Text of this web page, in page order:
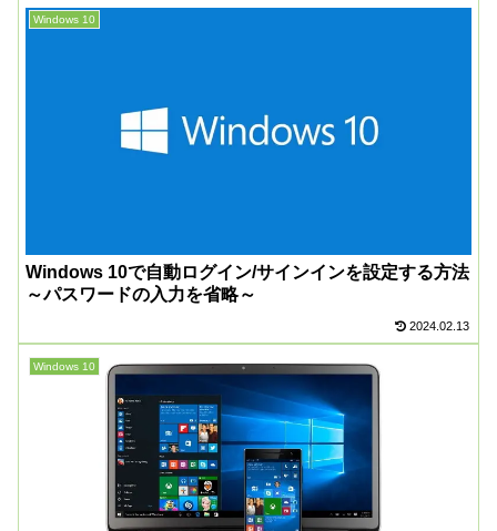
Windows 10
Windows 10で自動ログイン/サインインを設定する方法
～パスワードの入力を省略～
2024.02.13
Windows 10